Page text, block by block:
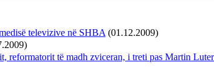
televizive në SHBA (01.12.2009)
reformatorit të madh zviceran, i treti pas Martin